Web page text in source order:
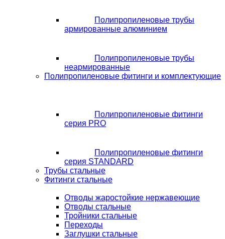
Полипропиленовые трубы
армированные алюминием
Полипропиленовые трубы
неармированные
Полипропиленовые фитинги и комплектующие
Полипропиленовые фитинги
серия PRO
Полипропиленовые фитинги
серия STANDARD
Трубы стальные
Фитинги стальные
Отводы жаростойкие нержавеющие
Отводы стальные
Тройники стальные
Переходы
Заглушки стальные